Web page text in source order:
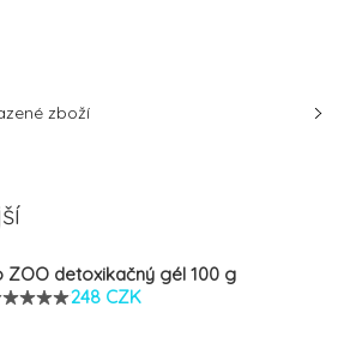
zboží
ZOO detoxikačný gél 100 g
248 CZK